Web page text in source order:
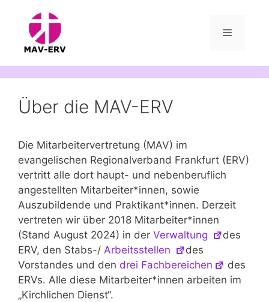
springen
Menü
Über die MAV-ERV
Die Mitarbeitervertretung (MAV) im
evangelischen Regionalverband Frankfurt (ERV)
vertritt alle dort haupt- und nebenberuflich
angestellten Mitarbeiter*innen, sowie
Auszubildende und Praktikant*innen. Derzeit
vertreten wir über 2018 Mitarbeiter*innen
(Stand August 2024) in der Verwaltung
des
ERV, den Stabs-/ Arbeitsstellen
des
Vorstandes und den drei Fachbereichen
des
ERVs. Alle diese Mitarbeiter*innen arbeiten im
„Kirchlichen Dienst“.